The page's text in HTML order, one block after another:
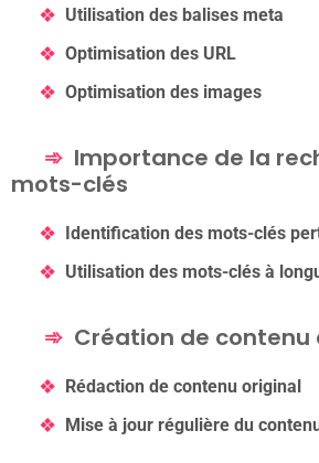
Utilisation des balises meta
Optimisation des URL
Optimisation des images
Importance de la
mots-clés
Identification des mots-clés
Utilisation des mots-clés à
Création de contenu
Rédaction de contenu original
Mise à jour régulière du